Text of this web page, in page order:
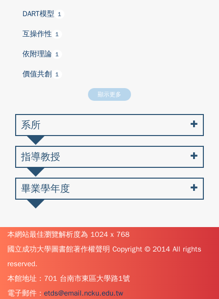
DART模型 1
互操作性 1
依附理論 1
價值共創 1
顯示更多
系所
指導教授
畢業學年度
本網站最佳瀏覽解析度為 1024 x 768
國立成功大學圖書館著作權聲明 Copyright © 2014 All rights
reserved.
本館地址：701 台南市東區大學路1號
電子郵件： etds@email.ncku.edu.tw